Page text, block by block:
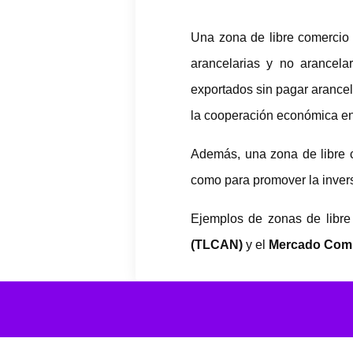
Una zona de libre
arancelarias y no
exportados sin pagar
la cooperación económica
Además, una zona de libre
como para promover la
Ejemplos de zonas de
(TLCAN) y el Mercado